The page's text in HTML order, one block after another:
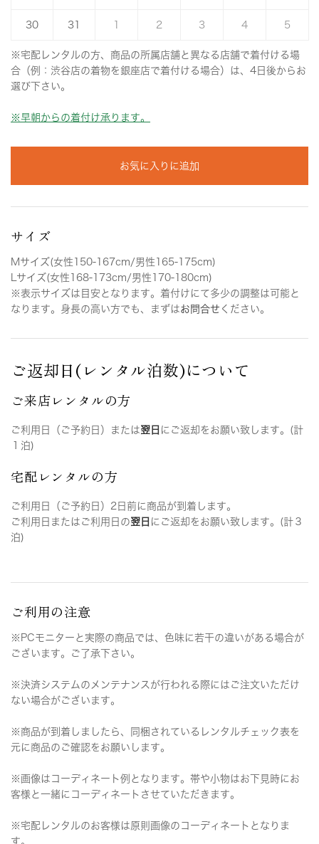
30 31 2 3 4 5
※宅配レンタルの方、商品の所属店舗と異なる店舗で着付ける場
合（例：渋谷店の着物を銀座店で着付ける場合）は、4日後からお
選び下さい。
※早朝からの着付け承ります。
お気に入りに追加
サイズ
Mサイズ(女性150-167cm/男性165-175cm)
Lサイズ(女性168-173cm/男性170-180cm)
※表示サイズは目安となります。着付けにて多少の調整は可能と
なります。身長の高い方でも、まずはお問合せ ください。
ご返却日(レンタル泊数)について
ご来店レンタルの方
ご利用日（ご予約日）または翌日 にご返却をお願い致します。(計
１泊)
宅配レンタルの方
ご利用日（ご予約日）2日前に商品が到着します。
ご利用日またはご利用日の翌日 にご返却をお願い致します。(計３
泊)
ご利用の注意
※PCモニターと実際の商品では、色味に若干の違いがある場合が
ございます。ご了承下さい。
※決済システムのメンテナンスが行われる際にはご注文いただけ
ない場合がございます。
※商品が到着しましたら、同梱されているレンタルチェック表を
元に商品のご確認をお願いします。
※画像はコーディネート例となります。帯や小物はお下見時にお
客様と一緒にコーディネートさせていただきます。
※宅配レンタルのお客様は原則画像のコーディネートとなりま
す。